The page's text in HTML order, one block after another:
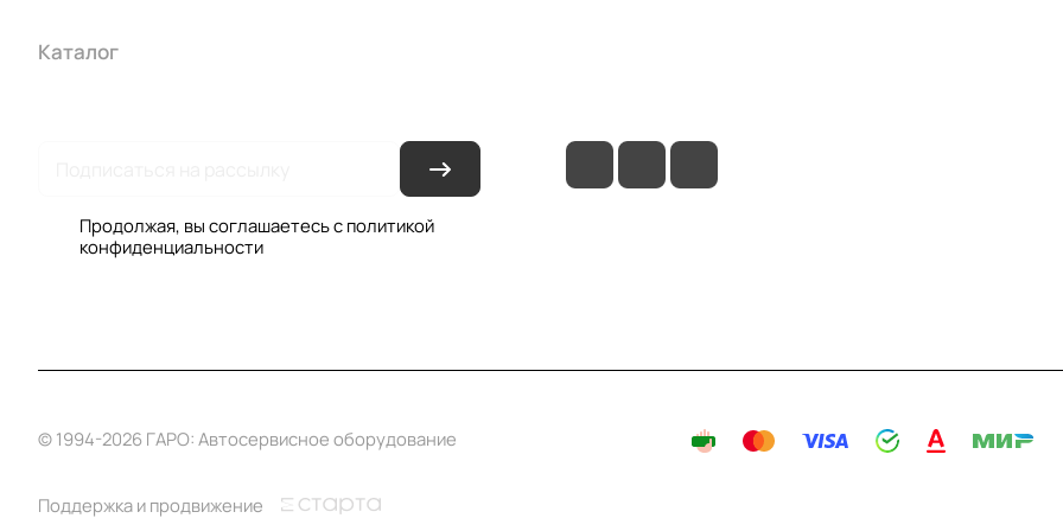
Каталог
Продолжая, вы соглашаетесь с политикой
конфиденциальности
© 1994-2026 ГАРО: Автосервисное оборудование
Поддержка и продвижение